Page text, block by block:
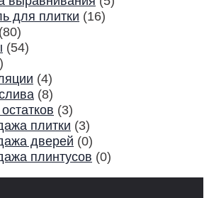
для плитки (16)
(80)
(54)
(4)
(8)
(3)
плитки (3)
дверей (0)
плинтусов (0)